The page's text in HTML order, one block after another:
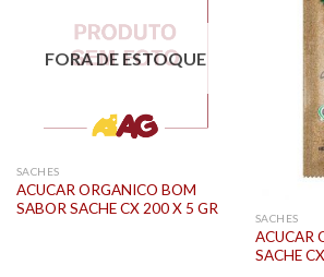
FORA DE ESTOQUE
SACHES
ACUCAR ORGANICO BOM
SABOR SACHE CX 200 X 5 GR
SACHES
ACUCAR
SACHE